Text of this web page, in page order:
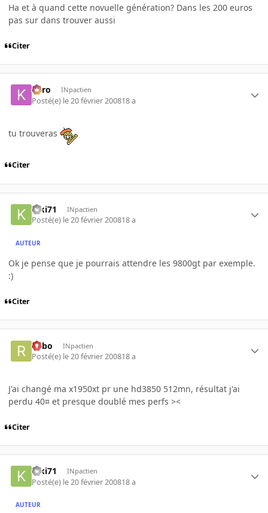
Ha et à quand cette novuelle génération? Dans les 200 euros
pas sur dans trouver aussi
Citer
kyro INpactien
Posté(e) le 20 février 200818 a
tu trouveras
Citer
kiki71 INpactien
Posté(e) le 20 février 200818 a
AUTEUR
Ok je pense que je pourrais attendre les 9800gt par exemple.
:)
Citer
risbo INpactien
Posté(e) le 20 février 200818 a
J'ai changé ma x1950xt pr une hd3850 512mn, résultat j'ai
perdu 40¤ et presque doublé mes perfs ><
Citer
kiki71 INpactien
Posté(e) le 20 février 200818 a
AUTEUR